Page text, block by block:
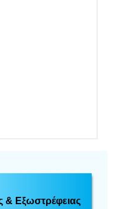
& Εξωστρέφειας